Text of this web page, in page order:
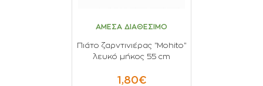
ΑΜΕΣΑ ΔΙΑΘΕΣΙΜΟ
Πιάτο ζαρντινιέρας "Mohito"
λευκό μήκος 55 cm
1,80€